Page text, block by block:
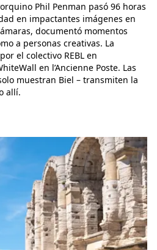
Phil Penman pasó 96 horas
en impactantes imágenes en
documentó momentos
a personas creativas. La
el colectivo REBL en
en l’Ancienne Poste. Las
muestran Biel – transmiten la
allí.